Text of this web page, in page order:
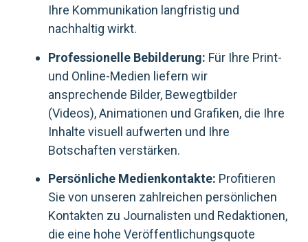
Ihre Kommunikation langfristig und
nachhaltig wirkt.
Professionelle Bebilderung: Für Ihre Print-
und Online-Medien liefern wir
ansprechende Bilder, Bewegtbilder
(Videos), Animationen und Grafiken, die Ihre
Inhalte visuell aufwerten und Ihre
Botschaften verstärken.
Persönliche Medienkontakte: Profitieren
Sie von unseren zahlreichen persönlichen
Kontakten zu Journalisten und Redaktionen,
die eine hohe Veröffentlichungsquote